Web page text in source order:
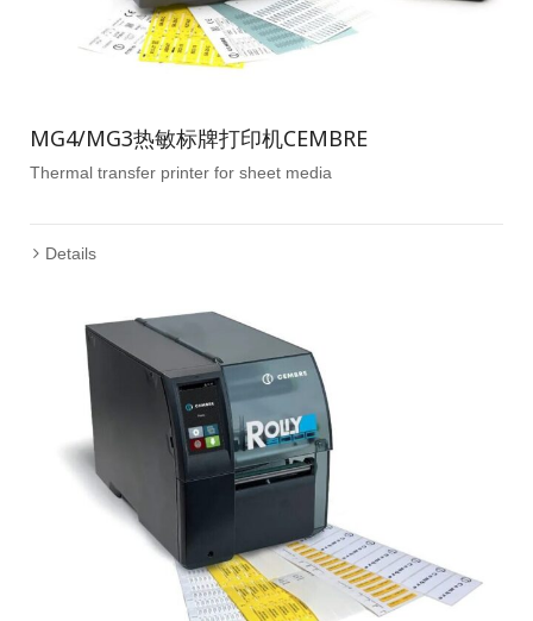
MG4/MG3热敏标牌打印机CEMBRE
Thermal transfer printer for sheet media
Details